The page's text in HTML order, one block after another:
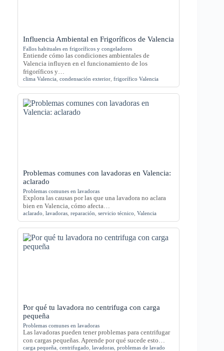
Influencia Ambiental en Frigoríficos de Valencia
Fallos habituales en frigoríficos y congeladores
Entiende cómo las condiciones ambientales de
Valencia influyen en el funcionamiento de los
frigoríficos y…
clima Valencia condensación exterior frigorífico Valencia
Problemas comunes con lavadoras en Valencia:
aclarado
Problemas comunes en lavadoras
Explora las causas por las que una lavadora no aclara
bien en Valencia, cómo afecta…
aclarado lavadoras reparación servicio técnico Valencia
Por qué tu lavadora no centrifuga con carga
pequeña
Problemas comunes en lavadoras
Las lavadoras pueden tener problemas para centrifugar
con cargas pequeñas. Aprende por qué sucede esto…
carga pequeña centrifugado lavadoras problemas de lavado